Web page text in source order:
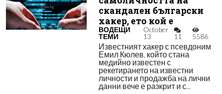
скандален български
хакер, ето кой е
ВОДЕЩИ
ТЕМИ
October
13
11 5586
Известният хакер с псевдоним
Емил Кюлев, който стана
медийно известен с
рекетирането на известни
личности и продажба на лични
данни вече е разкрит и с...